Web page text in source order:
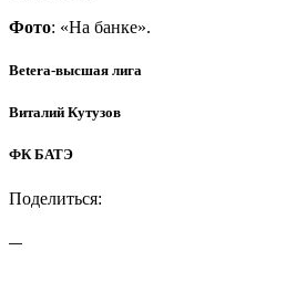
Фото: «На банке».
Betera-высшая лига
Виталий Кутузов
ФК БАТЭ
Поделиться: